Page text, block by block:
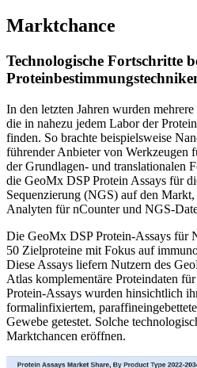
Marktchance
Technologische Fortschritte
In den letzten Jahren wurden
die in nahezu jedem Labor der
finden. So brachte beispielsweise
führender Anbieter von Werkzeugen
der Grundlagen- und translationalen
die GeoMx DSP Protein Assays für
Sequenzierung (NGS) auf den
Analyten für nCounter und NGS-
Die GeoMx DSP Protein-Assays für
50 Zielproteine ​​mit Fokus auf
Diese Assays liefern Nutzern des
Atlas komplementäre Proteindaten
Protein-Assays wurden hinsichtlich
formalinfixiertem,
Gewebe getestet. Solche
Marktchancen eröffnen.